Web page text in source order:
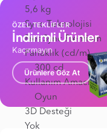
5,6 kg
Sync Teknolojisi
FreeSync Premium
Parlaklık (cd/m)
300 cd
Kullanım Amacı
Oyun
3D Desteği
Yok
ÖZEL TEKLİFLER
İndirimli Ürünler
Kaçırmayın
Ürünlere Göz At